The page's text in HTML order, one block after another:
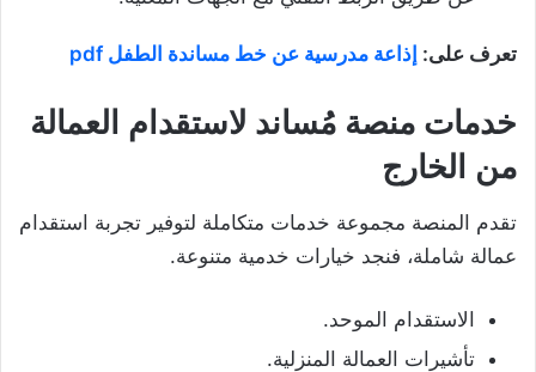
تعرف على: إذاعة مدرسية عن خط مساندة الطفل pdf
خدمات منصة مُساند لاستقدام العمالة
من الخارج
تقدم المنصة مجموعة خدمات متكاملة لتوفير تجربة استقدام
عمالة شاملة، فنجد خيارات خدمية متنوعة.
الاستقدام الموحد.
تأشيرات العمالة المنزلية.